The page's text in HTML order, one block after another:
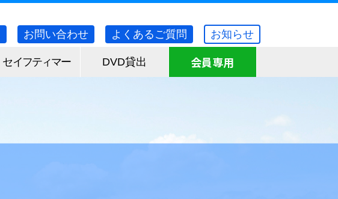
お問い合わせ よくあるご質問 お知らせ
セイフティマー DVD貸出 会員専用